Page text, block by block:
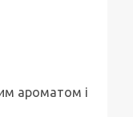
ароматом і